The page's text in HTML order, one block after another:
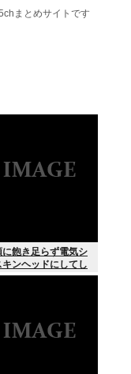
まとめサイトです
飽き足らず電気シ
キンヘッドにしてし